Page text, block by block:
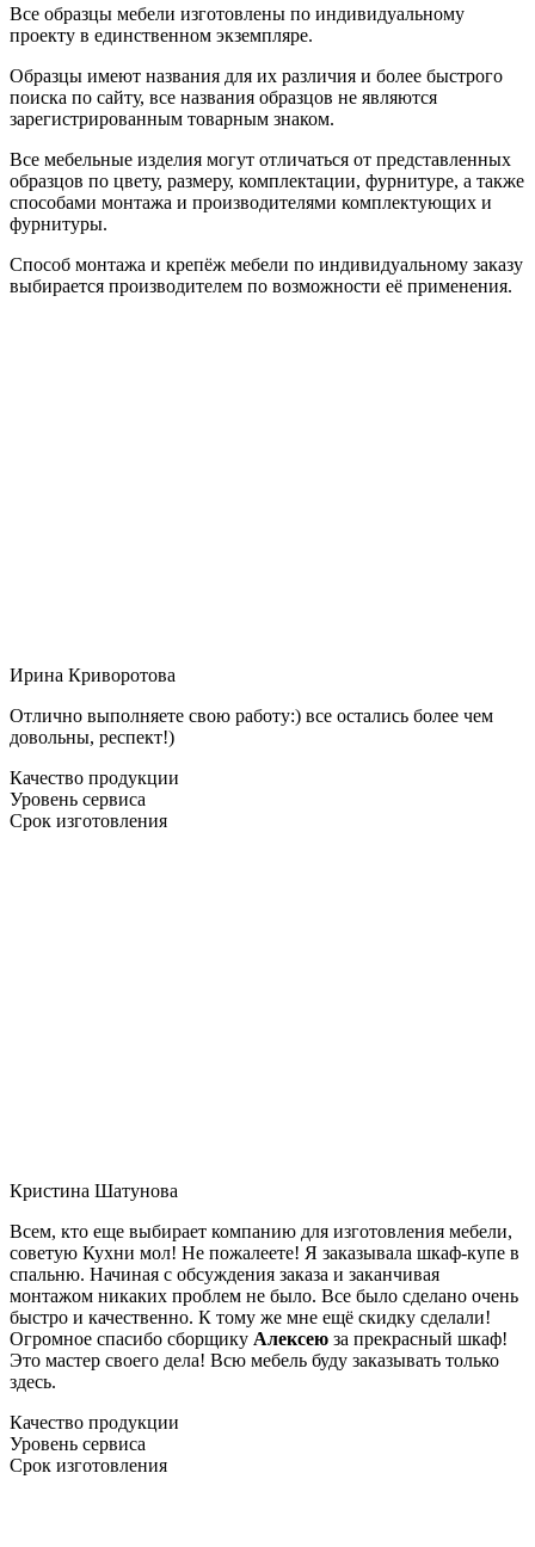
Все образцы мебели изготовлены по индивидуальному
проекту в единственном экземпляре.
Образцы имеют названия для их различия и более быстрого
поиска по сайту, все названия образцов не являются
зарегистрированным товарным знаком.
Все мебельные изделия могут отличаться от представленных
образцов по цвету, размеру, комплектации, фурнитуре, а также
способами монтажа и производителями комплектующих и
фурнитуры.
Способ монтажа и крепёж мебели по индивидуальному заказу
выбирается производителем по возможности её применения.
Ирина Криворотова
Отлично выполняете свою работу:) все остались более чем
довольны, респект!)
Качество продукции
Уровень сервиса
Срок изготовления
Кристина Шатунова
Всем, кто еще выбирает компанию для изготовления мебели,
советую Кухни мол! Не пожалеете! Я заказывала шкаф-купе в
спальню. Начиная с обсуждения заказа и заканчивая
монтажом никаких проблем не было. Все было сделано очень
быстро и качественно. К тому же мне ещё скидку сделали!
Огромное спасибо сборщику Алексею за прекрасный шкаф!
Это мастер своего дела! Всю мебель буду заказывать только
здесь.
Качество продукции
Уровень сервиса
Срок изготовления